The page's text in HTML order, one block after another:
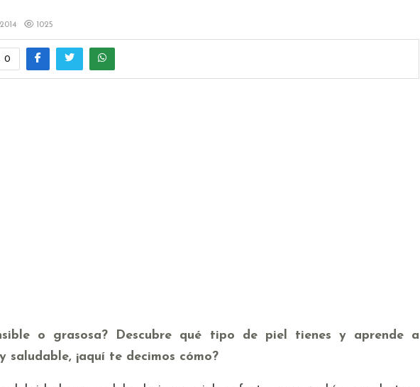
1025
0
o grasosa? Descubre qué tipo de piel tienes y aprende a
saludable, ¡aquí te decimos cómo?